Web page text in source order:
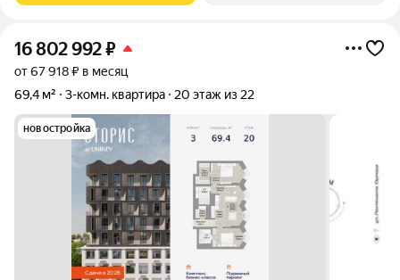
16 802 992₽
от 67 918 ₽ в месяц
69,4 м²
3-комн. квартира 20 этаж из 22
новостройка